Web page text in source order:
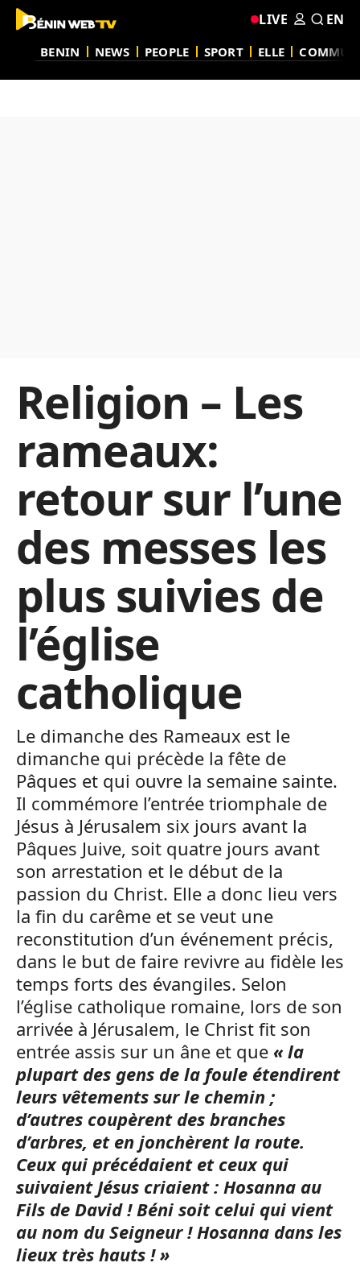
BENIN NEWS PEOPLE SPORT ELLE
LIVE EN
Religion – Les
rameaux:
retour sur l’une
des messes les
plus suivies de
l’église
catholique
Le dimanche des Rameaux est le
dimanche qui précède la fête de
Pâques et qui ouvre la semaine sainte.
Il commémore l’entrée triomphale de
Jésus à Jérusalem six jours avant la
Pâques Juive, soit quatre jours avant
son arrestation et le début de la
passion du Christ. Elle a donc lieu vers
la fin du carême et se veut une
reconstitution d’un événement précis,
dans le but de faire revivre au fidèle les
temps forts des évangiles. Selon
l’église catholique romaine, lors de son
arrivée à Jérusalem, le Christ fit son
entrée assis sur un âne et que « la
plupart des gens de la foule étendirent
leurs vêtements sur le chemin ;
d’autres coupèrent des branches
d’arbres, et en jonchèrent la route.
Ceux qui précédaient et ceux qui
suivaient Jésus criaient : Hosanna au
Fils de David ! Béni soit celui qui vient
au nom du Seigneur ! Hosanna dans les
lieux très hauts ! »